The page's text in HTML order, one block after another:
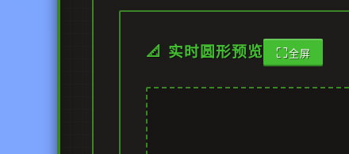
📐 实时圆形预览 ⛶全屏